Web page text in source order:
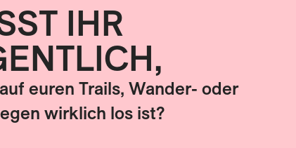
HR, FinanzenIHR
euren Trails, Wander- oder
wirklich los ist?